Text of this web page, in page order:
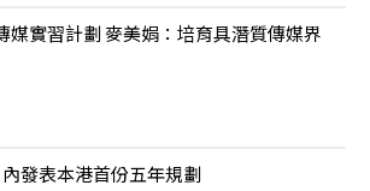
媒實習計劃 麥美娟：培育具潛質傳媒界
發表本港首份五年規劃